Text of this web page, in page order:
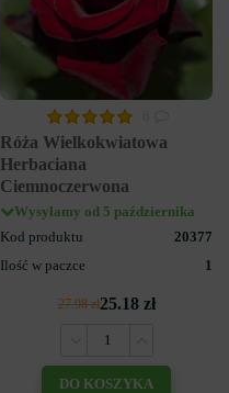
Róża Wielkokwiatowa
Herbaciana
Ciemnoczerwona
Wysyłamy od 5 października
Kod produktu
20377
Ilość w paczce
1
27.98 zł25.18 zł
DO KOSZYKA